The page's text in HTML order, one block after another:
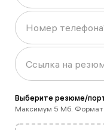
Номер
Ссылка на
Выберите резюме/
Максимум 5 Мб. Формат
Изучим резюме и
кандидатура
Пожалуйста,